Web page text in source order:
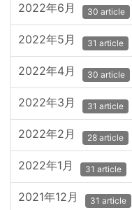
2022年6月 30 article
2022年5月 31 article
2022年4月 30 article
2022年3月 31 article
2022年2月 28 article
2022年1月 31 article
2021年12月 31 article